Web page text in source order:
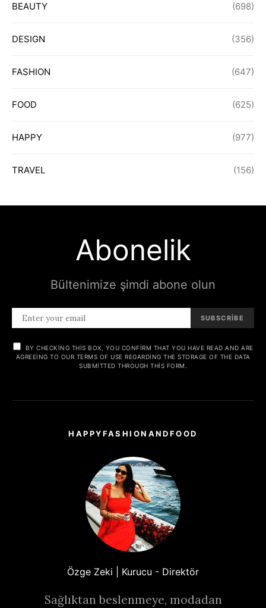
BEAUTY (698)
DESIGN (356)
FASHION (647)
FOOD (625)
HAPPY (977)
TRAVEL (156)
Abonelik
Bültenimize şimdi abone olun
SUBSCRIBE
BY CHECKING THIS BOX, YOU CONFIRM THAT YOU HAVE READ AND ARE
AGREEING TO OUR TERMS OF USE REGARDING THE STORAGE OF THE DATA
SUBMITTED THROUGH THIS FORM.
HAPPYFASHIONANDFOOD
Özge Zeki | Kurucu - Direktör
Sağlıktan beslenmeye, modadan